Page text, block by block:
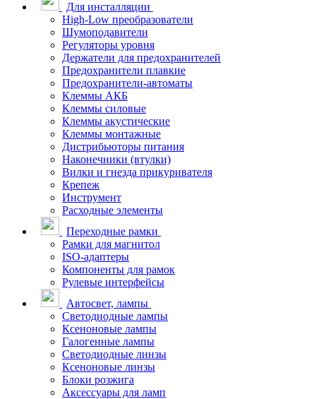
Для инсталляции
High-Low преобразователи
Шумоподавители
Регуляторы уровня
Держатели для предохранителей
Предохранители плавкие
Предохранители-автоматы
Клеммы АКБ
Клеммы силовые
Клеммы акустические
Клеммы монтажные
Дистрибьюторы питания
Наконечники (втулки)
Вилки и гнезда прикуривателя
Крепеж
Инструмент
Расходные элементы
Переходные рамки
Рамки для магнитол
ISO-адаптеры
Компоненты для рамок
Рулевые интерфейсы
Автосвет, лампы
Светодиодные лампы
Ксеноновые лампы
Галогенные лампы
Светодиодные линзы
Ксеноновые линзы
Блоки розжига
Аксессуары для ламп